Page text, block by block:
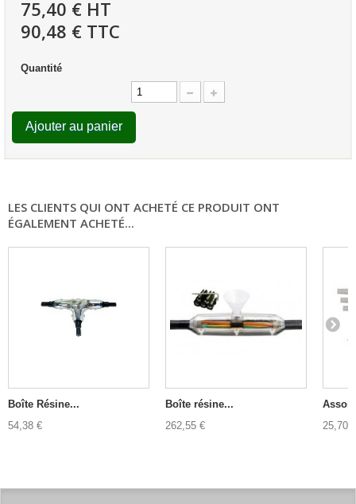
75,40 € HT
90,48 € TTC
Quantité
Ajouter au panier
LES CLIENTS QUI ONT ACHETÉ CE PRODUIT ONT
ÉGALEMENT ACHETÉ...
Boîte Résine...
54,38 €
Boîte résine...
262,55 €
25,70 €